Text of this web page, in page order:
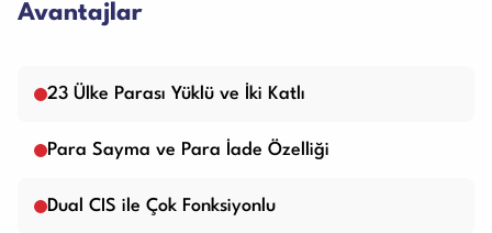
Avantajlar
23 Ülke Parası Yüklü ve İki Katlı
Para Sayma ve Para İade Özelliği
Dual CIS ile Çok Fonksiyonlu